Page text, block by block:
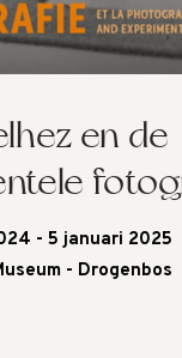
en de
- 5 januari 2025
- Drogenbos